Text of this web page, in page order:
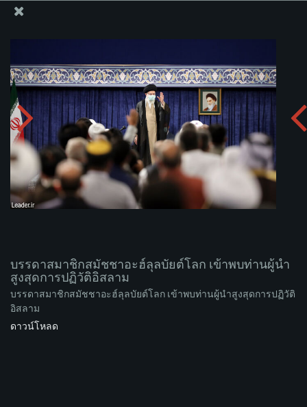
บรรดาสมาชิกสมัชชาอะฮ์ลุลบัยต์โลก เข้าพบท่านผู้นำ
สูงสุดการปฏิวัติอิสลาม
อัพโหลดอัลบั่ม:
บรรดาสมาชิกสมัชชาอะฮ์ลุลบัยต์โลก เข้าพบท่านผู้นำ
สูงสุดการปฏิวัติอิสลาม
บรรดาสมาชิกสมัชชาอะฮ์ลุลบัยต์โลก เข้าพบท่านผู้นำสูงสุดการปฏิวัติ
อิสลาม
ดาวน์โหลด